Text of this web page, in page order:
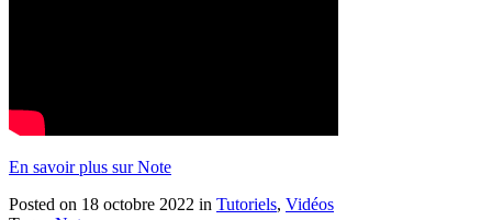
En savoir plus sur Note
Posted on 18 octobre 2022 in Tutoriels, Vidéos